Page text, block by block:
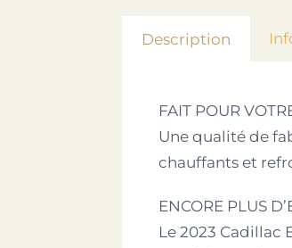
Description
FAIT POUR
Une qualité de
chauffants et
ENCORE PLUS
Le 2023 Cadillac